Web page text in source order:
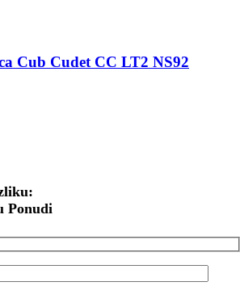
Cub Cudet CC LT2 NS92
Ponudi